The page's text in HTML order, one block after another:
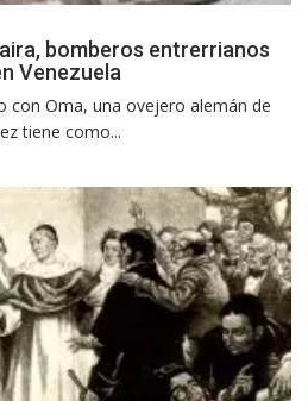
bomberos entrerrianos
Venezuela
con Oma, una ovejero alemán de
tiene como...